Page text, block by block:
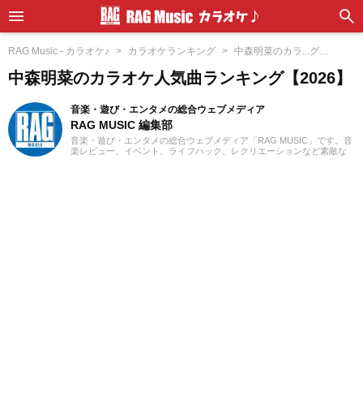
RAG Music - カラオケ♪ カラオケランキング
中森明菜のカラ...グ
【2026】
中森明菜のカラオケ人気曲ランキング【2026】
音楽・遊び・エンタメの総合ウェブメディア
RAG MUSIC 編集部
音楽・遊び・エンタメの総合ウェブメディア「RAG MUSIC」です。音
楽レビュー、イベント、ライフハック、レクリエーションなど素敵な